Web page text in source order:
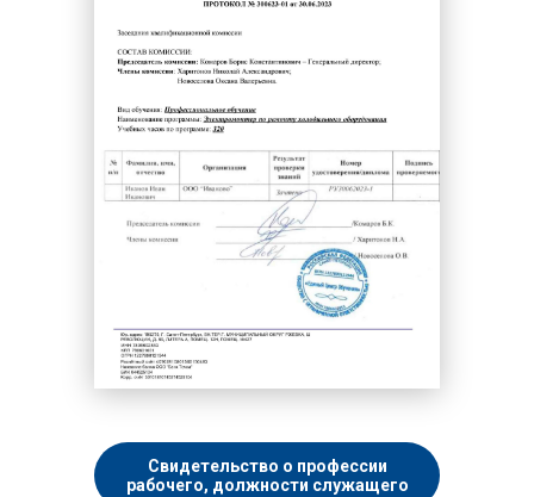
Свидетельство о профессии
рабочего, должности служащего